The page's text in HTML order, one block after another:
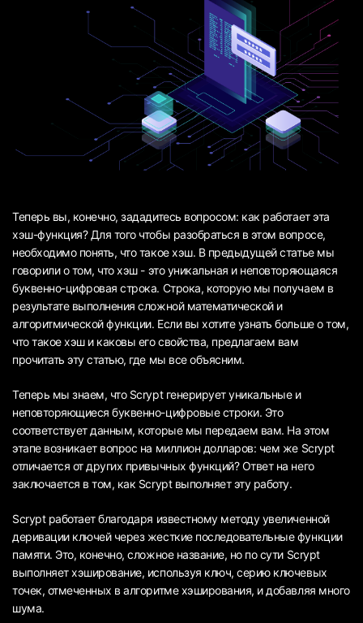
Теперь вы, конечно, зададитесь вопросом: как работает эта
хэш-функция? Для того чтобы разобраться в этом вопросе,
необходимо понять, что такое хэш. В предыдущей статье мы
говорили о том, что хэш - это уникальная и неповторяющаяся
буквенно-цифровая строка. Строка, которую мы получаем в
результате выполнения сложной математической и
алгоритмической функции. Если вы хотите узнать больше о том,
что такое хэш и каковы его свойства, предлагаем вам
прочитать эту статью, где мы все объясним.
Теперь мы знаем, что Scrypt генерирует уникальные и
неповторяющиеся буквенно-цифровые строки. Это
соответствует данным, которые мы передаем вам. На этом
этапе возникает вопрос на миллион долларов: чем же Scrypt
отличается от других привычных функций? Ответ на него
заключается в том, как Scrypt выполняет эту работу.
Scrypt работает благодаря известному методу увеличенной
деривации ключей через жесткие последовательные функции
памяти. Это, конечно, сложное название, но по сути Scrypt
выполняет хэширование, используя ключ, серию ключевых
точек, отмеченных в алгоритме хэширования, и добавляя много
шума.